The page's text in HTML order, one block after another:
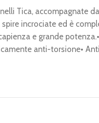
Tica,
incrociate ed è
e grande
anti-torsione•